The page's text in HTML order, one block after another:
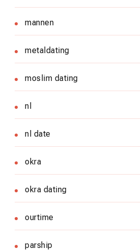
mannen
metaldating
moslim dating
nl
nl date
okra
okra dating
ourtime
parship